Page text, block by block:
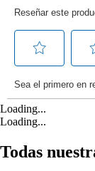
Loading...
Loading...
Todas